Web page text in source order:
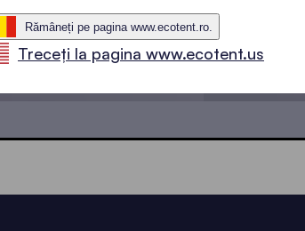
Rămâneți pe pagina www.ecotent.ro.
Treceți la pagina www.ecotent.us